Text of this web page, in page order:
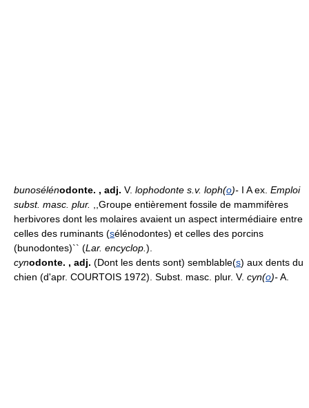
bunosélénodonte. , adj. V. lophodonte s.v. loph(o)- I A ex. Emploi
subst. masc. plur.
,,Groupe entièrement fossile de mammifères
herbivores dont les molaires avaient un aspect intermédiaire entre
celles des ruminants (sélénodontes) et celles des porcins
(bunodontes)`` (Lar. encyclop. ).
cynodonte. , adj. (Dont les dents sont) semblable(s) aux dents du
chien (d'apr. COURTOIS 1972). Subst. masc. plur. V. cyn(o)-A.